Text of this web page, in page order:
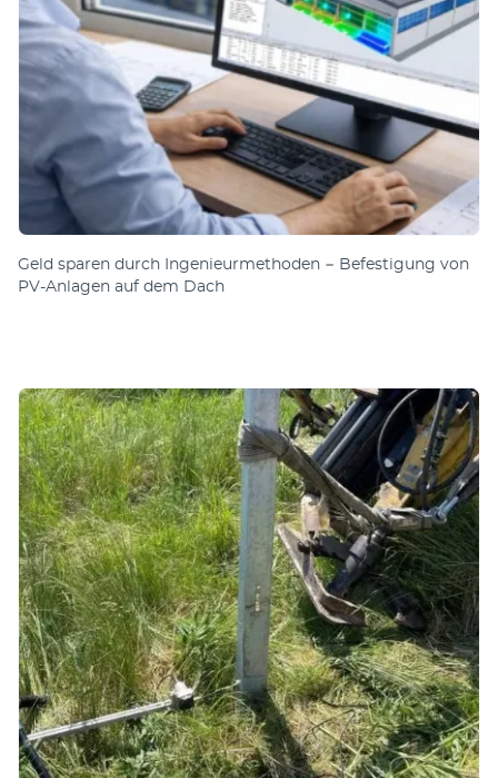
Geld sparen durch Ingenieurmethoden − Befestigung von
PV-Anlagen auf dem Dach